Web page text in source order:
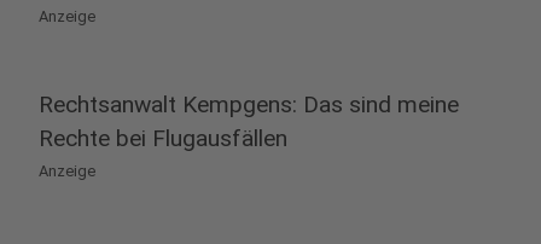
Anzeige
Rechtsanwalt Kempgens: Das sind meine
Rechte bei Flugausfällen
Anzeige